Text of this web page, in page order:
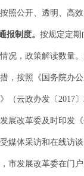
照公开、透明、高
报制度。 按规定定期
情况，政策解读数量
，按照《国务院办
（云政办发〔2017
展改革委及时印发
媒体采访和在线访
市发展改革委在门